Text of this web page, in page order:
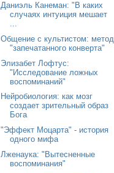
Даниэль Канеман: "В каких
случаях интуиция мешает
...
Общение с культистом: метод
"запечатанного конверта"
Элизабет Лофтус:
"Исследование ложных
воспоминаний"
Нейробиология: как мозг
создает зрительный образ
Бога
"Эффект Моцарта" - история
одного мифа
Лженаука: "Вытесненные
воспоминания"